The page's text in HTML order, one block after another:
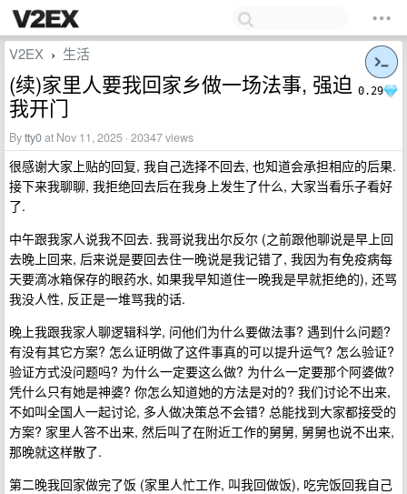
0.29
V2EX › 生活
(续)家里人要我回家乡做一场法事, 强迫
我开门
Bytty0at Nov 11, 2025 · 20347 views
很感谢大家上贴的回复, 我自己选择不回去, 也知道会承担相应的后果.
接下来我聊聊, 我拒绝回去后在我身上发生了什么, 大家当看乐子看好
了.
中午跟我家人说我不回去. 我哥说我出尔反尔 (之前跟他聊说是早上回
去晚上回来, 后来说是要回去住一晚说是我记错了, 我因为有免疫病每
天要滴冰箱保存的眼药水, 如果我早知道住一晚我是早就拒绝的), 还骂
我没人性, 反正是一堆骂我的话.
晚上我跟我家人聊逻辑科学, 问他们为什么要做法事? 遇到什么问题?
有没有其它方案? 怎么证明做了这件事真的可以提升运气? 怎么验证?
验证方式没问题吗? 为什么一定要这么做? 为什么一定要那个阿婆做?
凭什么只有她是神婆? 你怎么知道她的方法是对的? 我们讨论不出来,
不如叫全国人一起讨论, 多人做决策总不会错? 总能找到大家都接受的
方案? 家里人答不出来, 然后叫了在附近工作的舅舅, 舅舅也说不出来,
那晚就这样散了.
第二晚我回家做完了饭 (家里人忙工作, 叫我回做饭), 吃完饭回我自己